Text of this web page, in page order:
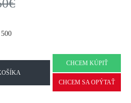
CHCEM KÚPIŤ
CHCEM SA OPÝTAŤ